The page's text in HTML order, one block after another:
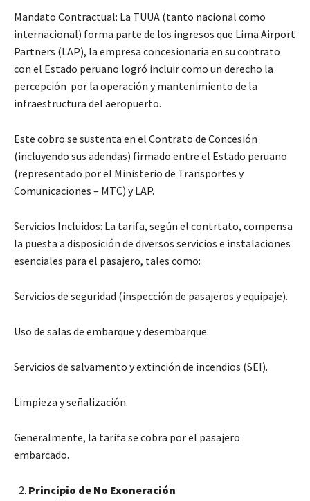
Mandato Contractual: La TUUA (tanto nacional como
internacional) forma parte de los ingresos que Lima Airport
Partners (LAP), la empresa concesionaria en su contrato
con el Estado peruano logró incluir como un derecho la
percepción por la operación y mantenimiento de la
infraestructura del aeropuerto.
Este cobro se sustenta en el Contrato de Concesión
(incluyendo sus adendas) firmado entre el Estado peruano
(representado por el Ministerio de Transportes y
Comunicaciones – MTC) y LAP.
Servicios Incluidos: La tarifa, según el contrtato, compensa
la puesta a disposición de diversos servicios e instalaciones
esenciales para el pasajero, tales como:
Servicios de seguridad (inspección de pasajeros y equipaje).
Uso de salas de embarque y desembarque.
Servicios de salvamento y extinción de incendios (SEI).
Limpieza y señalización.
Generalmente, la tarifa se cobra por el pasajero
embarcado.
Principio de No Exoneración